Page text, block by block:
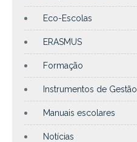
Eco-Escolas
ERASMUS
Formação
Instrumentos de Gestão
Manuais escolares
Notícias